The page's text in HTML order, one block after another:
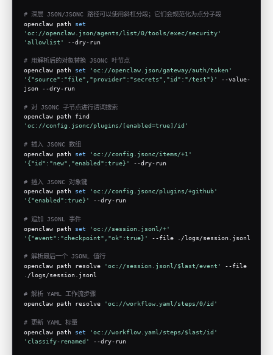
# 深层 JSON/JSONC 路径可以使用斜杠分段；它们会规范化为点分子段
openclaw path set
'oc://openclaw.json/agents/list/0/tools/exec/security'
'allowlist'
--dry-run
# 用解析后的对象替换 JSONC 叶节点
openclaw path set
'oc://openclaw.json/gateway/auth/token'
'{"source":"file","provider":"secrets","id":"/test"}'
--value-
json --dry-run
# 对 JSONC 子节点进行谓词搜索
'oc://config.jsonc/plugins/[enabled=true]/id'
# 插入 JSONC 数组
openclaw path set
'oc://config.jsonc/items/+1'
'{"id":"new","enabled":true}'
--dry-run
# 插入 JSONC 对象键
openclaw path set
'oc://config.jsonc/plugins/+github'
'{"enabled":true}'
--dry-run
# 追加 JSONL 事件
openclaw path set
'oc://session.jsonl/+'
'{"event":"checkpoint","ok":true}'
--file ./logs/session.jsonl
# 解析最后一个 JSONL 值行
openclaw path resolve
'oc://session.jsonl/$last/event'
--file
./logs/session.jsonl
# 解析 YAML 工作流步骤
openclaw path resolve
'oc://workflow.yaml/steps/0/id'
# 更新 YAML 标量
openclaw path set
'oc://workflow.yaml/steps/$last/id'
'classify-renamed'
--dry-run